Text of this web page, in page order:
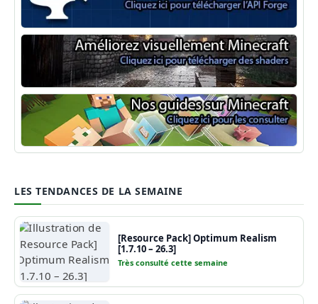
Minecraft Forge
Shaders Minecraft
Guide Minecraft
LES TENDANCES DE LA SEMAINE
[Resource Pack] Optimum Realism
[1.7.10 – 26.3]
Très consulté cette semaine